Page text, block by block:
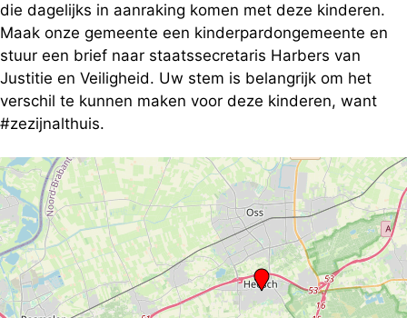
die dagelijks in aanraking komen met deze kinderen.
Maak onze gemeente een kinderpardongemeente en
stuur een brief naar staatssecretaris Harbers van
Justitie en Veiligheid. Uw stem is belangrijk om het
verschil te kunnen maken voor deze kinderen, want
#zezijnalthuis.